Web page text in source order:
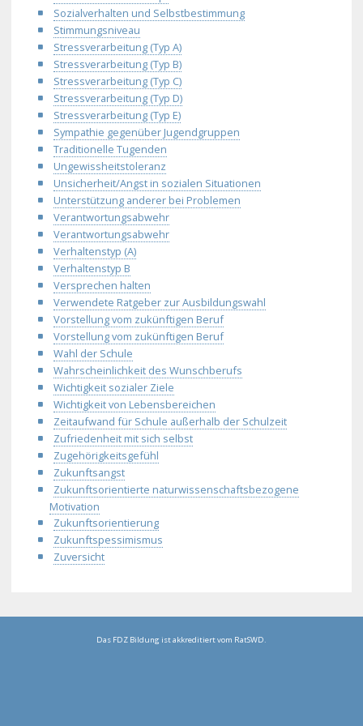
Sozialverhalten und Selbstbestimmung
Stimmungsniveau
Stressverarbeitung (Typ A)
Stressverarbeitung (Typ B)
Stressverarbeitung (Typ C)
Stressverarbeitung (Typ D)
Stressverarbeitung (Typ E)
Sympathie gegenüber Jugendgruppen
Traditionelle Tugenden
Ungewissheitstoleranz
Unsicherheit/Angst in sozialen Situationen
Unterstützung anderer bei Problemen
Verantwortungsabwehr
Verantwortungsabwehr
Verhaltenstyp (A)
Verhaltenstyp B
Versprechen halten
Verwendete Ratgeber zur Ausbildungswahl
Vorstellung vom zukünftigen Beruf
Vorstellung vom zukünftigen Beruf
Wahl der Schule
Wahrscheinlichkeit des Wunschberufs
Wichtigkeit sozialer Ziele
Wichtigkeit von Lebensbereichen
Zeitaufwand für Schule außerhalb der Schulzeit
Zufriedenheit mit sich selbst
Zugehörigkeitsgefühl
Zukunftsangst
Zukunftsorientierte naturwissenschaftsbezogene
Motivation
Zukunftsorientierung
Zukunftspessimismus
Zuversicht
Das FDZ Bildung ist akkreditiert vom RatSWD.